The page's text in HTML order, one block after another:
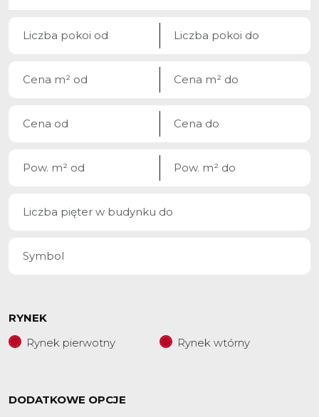
RYNEK
Rynek pierwotny
Rynek wtórny
DODATKOWE OPCJE